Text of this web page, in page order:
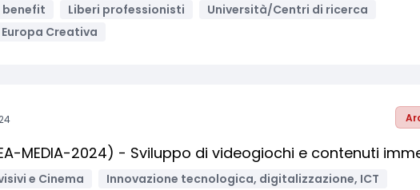
benefit
Liberi professionisti
Università/Centri di ricerca
Europa Creativa
MEDIA-2024) - Sviluppo di videogiochi e contenuti
e Cinema
Innovazione tecnologica, digitalizzazione, ICT